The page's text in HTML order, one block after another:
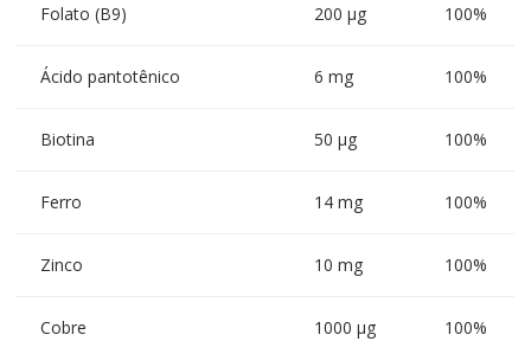
Folato (B9) 200 µg 100%
Ácido pantotênico 6 mg 100%
Biotina 50 µg 100%
Ferro 14 mg 100%
Zinco 10 mg 100%
Cobre 1000 µg 100%